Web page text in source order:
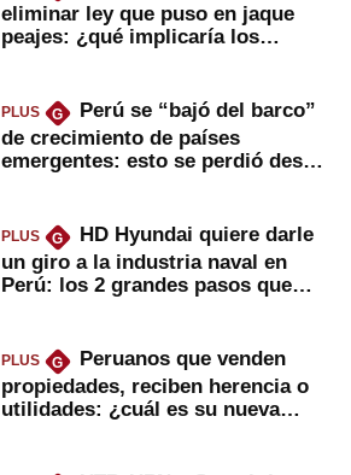
eliminar ley que puso en jaque
peajes: ¿qué implicaría los
PLUS G
Perú se “bajó del barco”
de crecimiento de países
emergentes: esto se perdió desde
PLUS G
HD Hyundai quiere darle
un giro a la industria naval en
Perú: los 2 grandes pasos que
PLUS G
Peruanos que venden
propiedades, reciben herencia o
utilidades: ¿cuál es su nueva